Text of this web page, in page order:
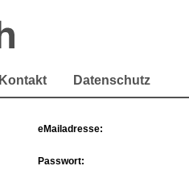
Kontakt Datenschutz
eMailadresse:
Passwort: